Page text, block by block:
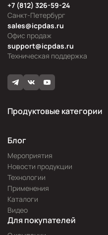
Офис продаж
sales@icpdas.ru
Санкт-Петербург
+7 (812) 326-59-24
Техническая поддержка
support@icpdas.ru
Продуктовые категории
Блог
Мероприятия
Новости продукции
Технологии
Применения
Каталоги
Видео
Для покупателей